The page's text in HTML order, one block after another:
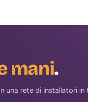
mani.
una rete di installatori in